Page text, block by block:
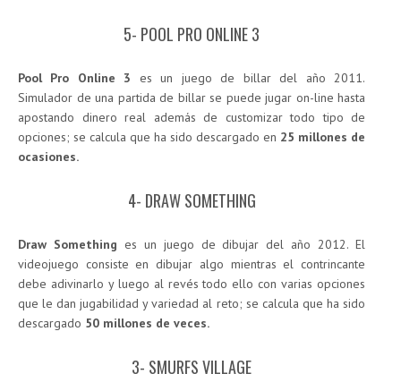
5- POOL PRO ONLINE 3
Pool Pro Online 3 es un juego de billar del año 2011.
Simulador de una partida de billar se puede jugar on-line hasta
apostando dinero real además de customizar todo tipo de
opciones; se calcula que ha sido descargado en 25 millones de
ocasiones.
4- DRAW SOMETHING
Draw Something es un juego de dibujar del año 2012. El
videojuego consiste en dibujar algo mientras el contrincante
debe adivinarlo y luego al revés todo ello con varias opciones
que le dan jugabilidad y variedad al reto; se calcula que ha sido
descargado 50 millones de veces.
3- SMURFS VILLAGE